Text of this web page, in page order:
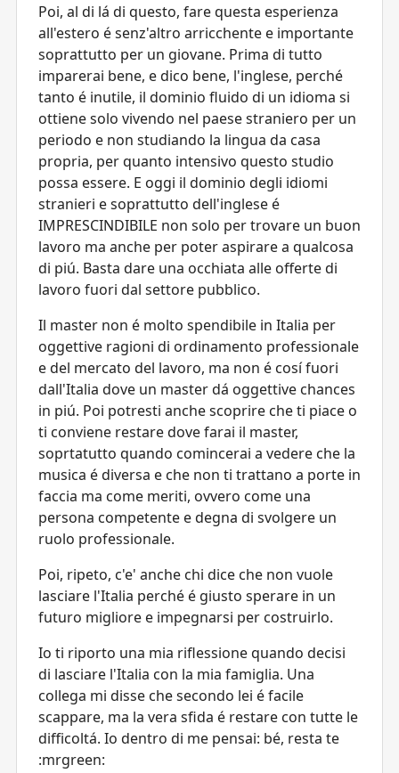
Poi, al di lá di questo, fare questa esperienza
all'estero é senz'altro arricchente e importante
soprattutto per un giovane. Prima di tutto
imparerai bene, e dico bene, l'inglese, perché
tanto é inutile, il dominio fluido di un idioma si
ottiene solo vivendo nel paese straniero per un
periodo e non studiando la lingua da casa
propria, per quanto intensivo questo studio
possa essere. E oggi il dominio degli idiomi
stranieri e soprattutto dell'inglese é
IMPRESCINDIBILE non solo per trovare un buon
lavoro ma anche per poter aspirare a qualcosa
di piú. Basta dare una occhiata alle offerte di
lavoro fuori dal settore pubblico.
Il master non é molto spendibile in Italia per
oggettive ragioni di ordinamento professionale
e del mercato del lavoro, ma non é cosí fuori
dall'Italia dove un master dá oggettive chances
in piú. Poi potresti anche scoprire che ti piace o
ti conviene restare dove farai il master,
soprtatutto quando comincerai a vedere che la
musica é diversa e che non ti trattano a porte in
faccia ma come meriti, ovvero come una
persona competente e degna di svolgere un
ruolo professionale.
Poi, ripeto, c'e' anche chi dice che non vuole
lasciare l'Italia perché é giusto sperare in un
futuro migliore e impegnarsi per costruirlo.
Io ti riporto una mia riflessione quando decisi
di lasciare l'Italia con la mia famiglia. Una
collega mi disse che secondo lei é facile
scappare, ma la vera sfida é restare con tutte le
difficoltá. Io dentro di me pensai: bé, resta te
:mrgreen: